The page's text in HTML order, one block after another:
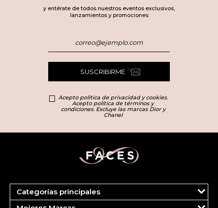
y entérate de todos nuestros eventos exclusivos,
lanzamientos y promociones
SUSCRIBIRME
Acepto política de privacidad y cookies.
Acepto política de términos y
condiciones. Excluye las marcas Dior y
Chanel
Categorías principales
Marcas